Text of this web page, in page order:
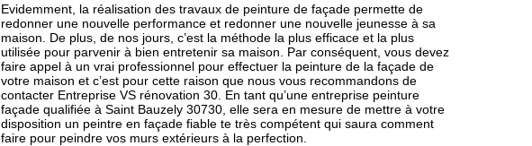
Evidemment, la réalisation des travaux de peinture de façade permette de
redonner une nouvelle performance et redonner une nouvelle jeunesse à sa
maison. De plus, de nos jours, c’est la méthode la plus efficace et la plus
utilisée pour parvenir à bien entretenir sa maison. Par conséquent, vous devez
faire appel à un vrai professionnel pour effectuer la peinture de la façade de
votre maison et c’est pour cette raison que nous vous recommandons de
contacter Entreprise VS rénovation 30. En tant qu’une entreprise peinture
façade qualifiée à Saint Bauzely 30730, elle sera en mesure de mettre à votre
disposition un peintre en façade fiable te très compétent qui saura comment
faire pour peindre vos murs extérieurs à la perfection.